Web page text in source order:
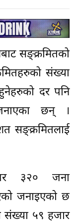
सङ्क्रमितको
संख्या
दर पनि
छन् ।
सङ्क्रमितलाई
३२० जना
जनाइएको छ
संख्या ५९ हजार